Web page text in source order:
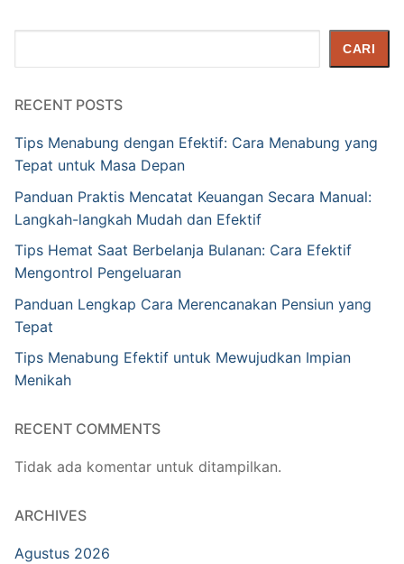
CARI
RECENT POSTS
Tips Menabung dengan Efektif: Cara Menabung yang
Tepat untuk Masa Depan
Panduan Praktis Mencatat Keuangan Secara Manual:
Langkah-langkah Mudah dan Efektif
Tips Hemat Saat Berbelanja Bulanan: Cara Efektif
Mengontrol Pengeluaran
Panduan Lengkap Cara Merencanakan Pensiun yang
Tepat
Tips Menabung Efektif untuk Mewujudkan Impian
Menikah
RECENT COMMENTS
Tidak ada komentar untuk ditampilkan.
ARCHIVES
Agustus 2026